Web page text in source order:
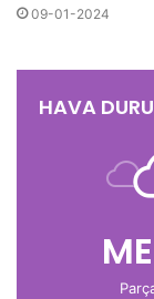
09-01-2024
HAVA